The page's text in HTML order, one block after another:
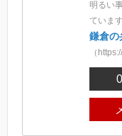
明るい
ています
鎌倉の
（